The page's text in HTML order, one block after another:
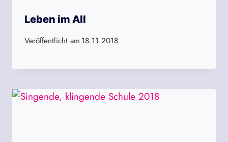
Leben im All
Veröffentlicht am 18.11.2018